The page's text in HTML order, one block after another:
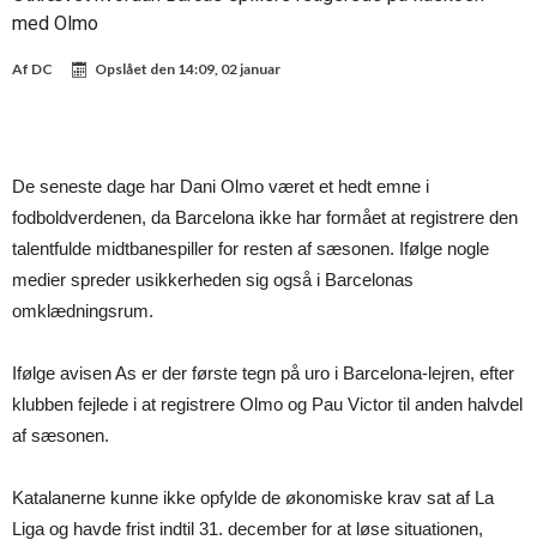
med Olmo
Af DC Opslået den 14:09, 02 januar
De seneste dage har Dani Olmo været et hedt emne i
fodboldverdenen, da Barcelona ikke har formået at registrere den
talentfulde midtbanespiller for resten af sæsonen. Ifølge nogle
medier spreder usikkerheden sig også i Barcelonas
omklædningsrum.
Ifølge avisen As er der første tegn på uro i Barcelona-lejren, efter
klubben fejlede i at registrere Olmo og Pau Victor til anden halvdel
af sæsonen.
Katalanerne kunne ikke opfylde de økonomiske krav sat af La
Liga og havde frist indtil 31. december for at løse situationen,